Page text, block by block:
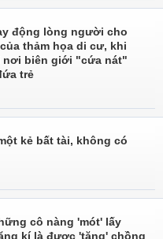
động lòng người cho
thảm họa di cư, khi
nơi biên giới "cứa nát"
trẻ
kẻ bất tài, không có
cô nàng 'mót' lấy
kí là được 'tặng' chồng